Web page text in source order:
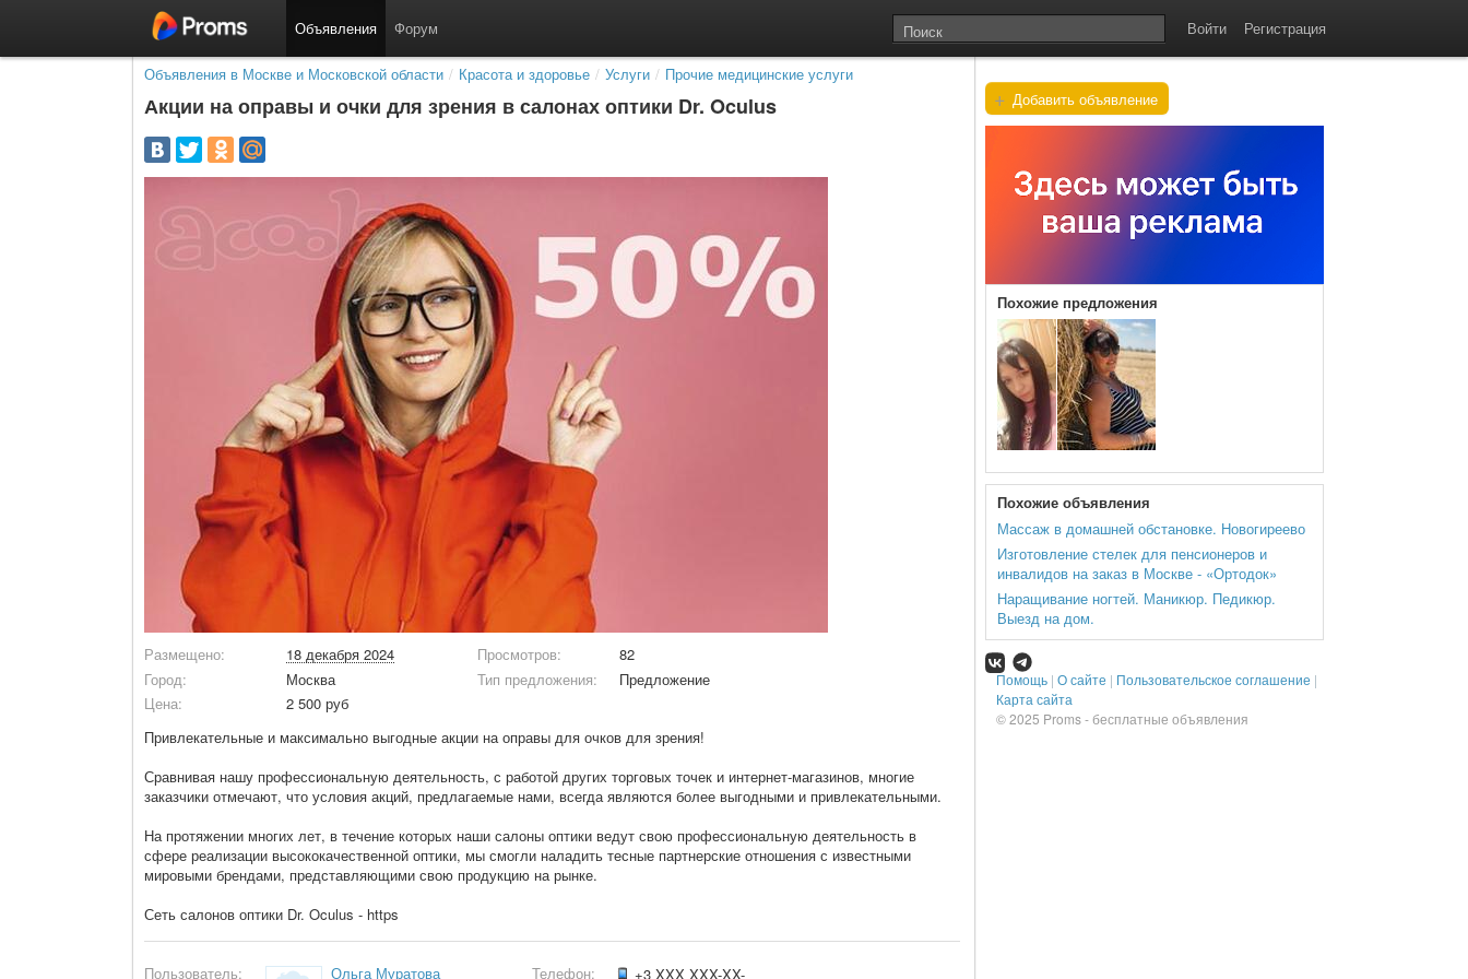
Объявления Форум Войти Регистрация
Объявления в Москве и Московской области / Красота и здоровье / Услуги / Прочие медицинские услуги
Акции на оправы и очки для зрения в салонах оптики Dr. Oculus
Размещено: 18 декабря 2024 Просмотров:
82
Город:
Москва Тип предложения:
Предложение
Цена:
2 500 руб
Привлекательные и максимально выгодные акции на оправы для очков для зрения!
Сравнивая нашу профессиональную деятельность, с работой других торговых точек и интернет-магазинов, многие
заказчики отмечают, что условия акций, предлагаемые нами, всегда являются более выгодными и привлекательными.
На протяжении многих лет, в течение которых наши салоны оптики ведут свою профессиональную деятельность в
сфере реализации высококачественной оптики, мы смогли наладить тесные партнерские отношения с известными
мировыми брендами, представляющими свою продукцию на рынке.
Сеть салонов оптики Dr. Oculus - https
Пользователь: Ольга Муратова Телефон: +3 XXX XXX-XX-
+ Добавить объявление
Похожие предложения
Похожие объявления
Массаж в домашней обстановке. Новогиреево
Изготовление стелек для пенсионеров и
инвалидов на заказ в Москве - «Ортодок»
Наращивание ногтей. Маникюр. Педикюр.
Выезд на дом.
Помощь | О сайте | Пользовательское соглашение |
Карта сайта
© 2025 Proms - бесплатные объявления